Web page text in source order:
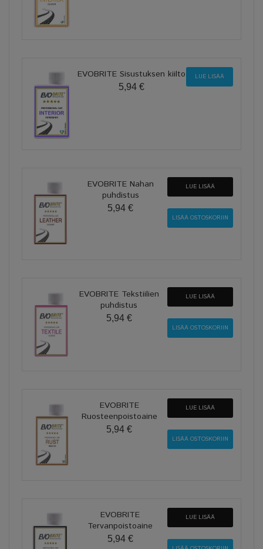
EVOBRITE Sisustuksen kiilto
5,94 €
LUE LISÄÄ
EVOBRITE Nahan
puhdistus
5,94 €
LUE LISÄÄ
EVOBRITE Tekstiilien
puhdistus
5,94 €
LUE LISÄÄ
EVOBRITE
Ruosteenpoistoaine
5,94 €
LUE LISÄÄ
EVOBRITE
Tervanpoistoaine
5,94 €
LUE LISÄÄ